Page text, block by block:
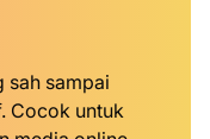
sah sampai
Cocok untuk